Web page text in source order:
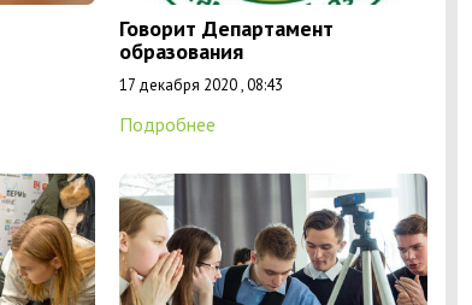
Говорит Департамент
образования
17 декабря 2020 , 08:43
Подробнее